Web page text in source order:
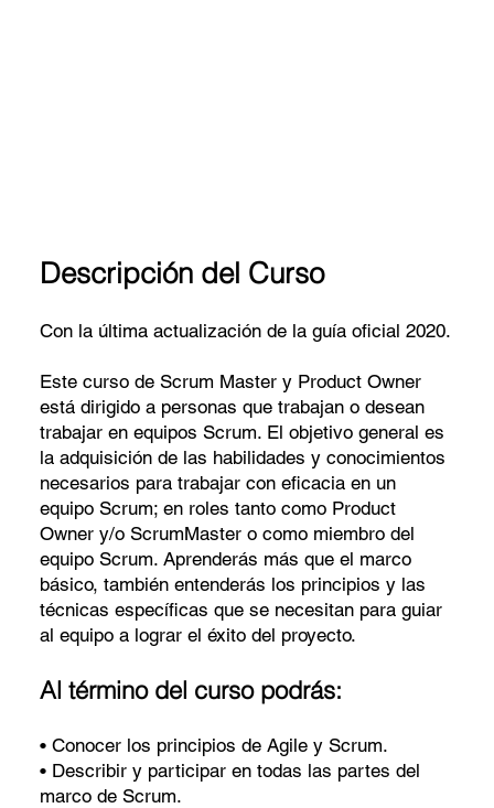
Descripción del Curso
Con la última actualización de la guía oficial 2020.
Este curso de Scrum Master y Product Owner
está dirigido a personas que trabajan o desean
trabajar en equipos Scrum. El objetivo general es
la adquisición de las habilidades y conocimientos
necesarios para trabajar con eficacia en un
equipo Scrum; en roles tanto como Product
Owner y/o ScrumMaster o como miembro del
equipo Scrum. Aprenderás más que el marco
básico, también entenderás los principios y las
técnicas específicas que se necesitan para guiar
al equipo a lograr el éxito del proyecto.
Al término del curso podrás:
• Conocer los principios de Agile y Scrum.
• Describir y participar en todas las partes del
marco de Scrum.